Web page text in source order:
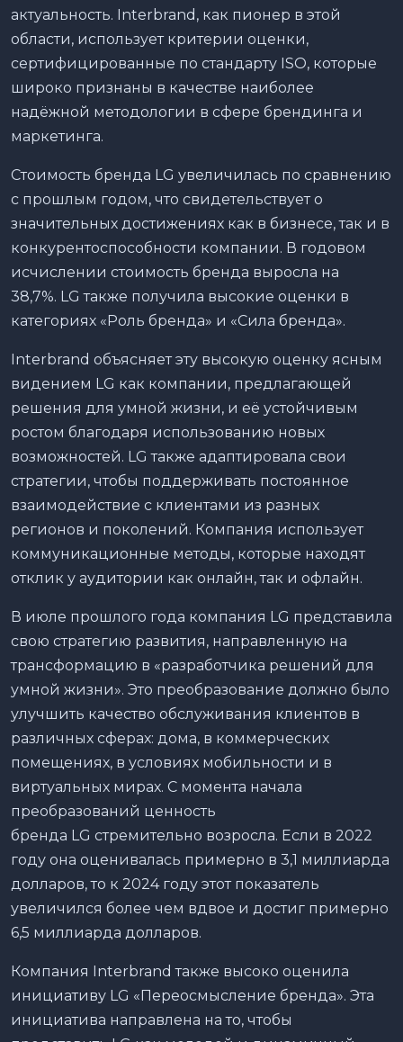
актуальность. Interbrand, как пионер в этой
области, использует критерии оценки,
сертифицированные по стандарту ISO, которые
широко признаны в качестве наиболее
надёжной методологии в сфере брендинга и
маркетинга.
Стоимость бренда LG увеличилась по сравнению
с прошлым годом, что свидетельствует о
значительных достижениях как в бизнесе, так и в
конкурентоспособности компании. В годовом
исчислении стоимость бренда выросла на
38,7%. LG также получила высокие оценки в
категориях «Роль бренда» и «Сила бренда».
Interbrand объясняет эту высокую оценку ясным
видением LG как компании, предлагающей
решения для умной жизни, и её устойчивым
ростом благодаря использованию новых
возможностей. LG также адаптировала свои
стратегии, чтобы поддерживать постоянное
взаимодействие с клиентами из разных
регионов и поколений. Компания использует
коммуникационные методы, которые находят
отклик у аудитории как онлайн, так и офлайн.
В июле прошлого года компания LG представила
свою стратегию развития, направленную на
трансформацию в «разработчика решений для
умной жизни». Это преобразование должно было
улучшить качество обслуживания клиентов в
различных сферах: дома, в коммерческих
помещениях, в условиях мобильности и в
виртуальных мирах. С момента начала
преобразований ценность
бренда LG стремительно возросла. Если в 2022
году она оценивалась примерно в 3,1 миллиарда
долларов, то к 2024 году этот показатель
увеличился более чем вдвое и достиг примерно
6,5 миллиарда долларов.
Компания Interbrand также высоко оценила
инициативу LG «Переосмысление бренда». Эта
инициатива направлена на то, чтобы